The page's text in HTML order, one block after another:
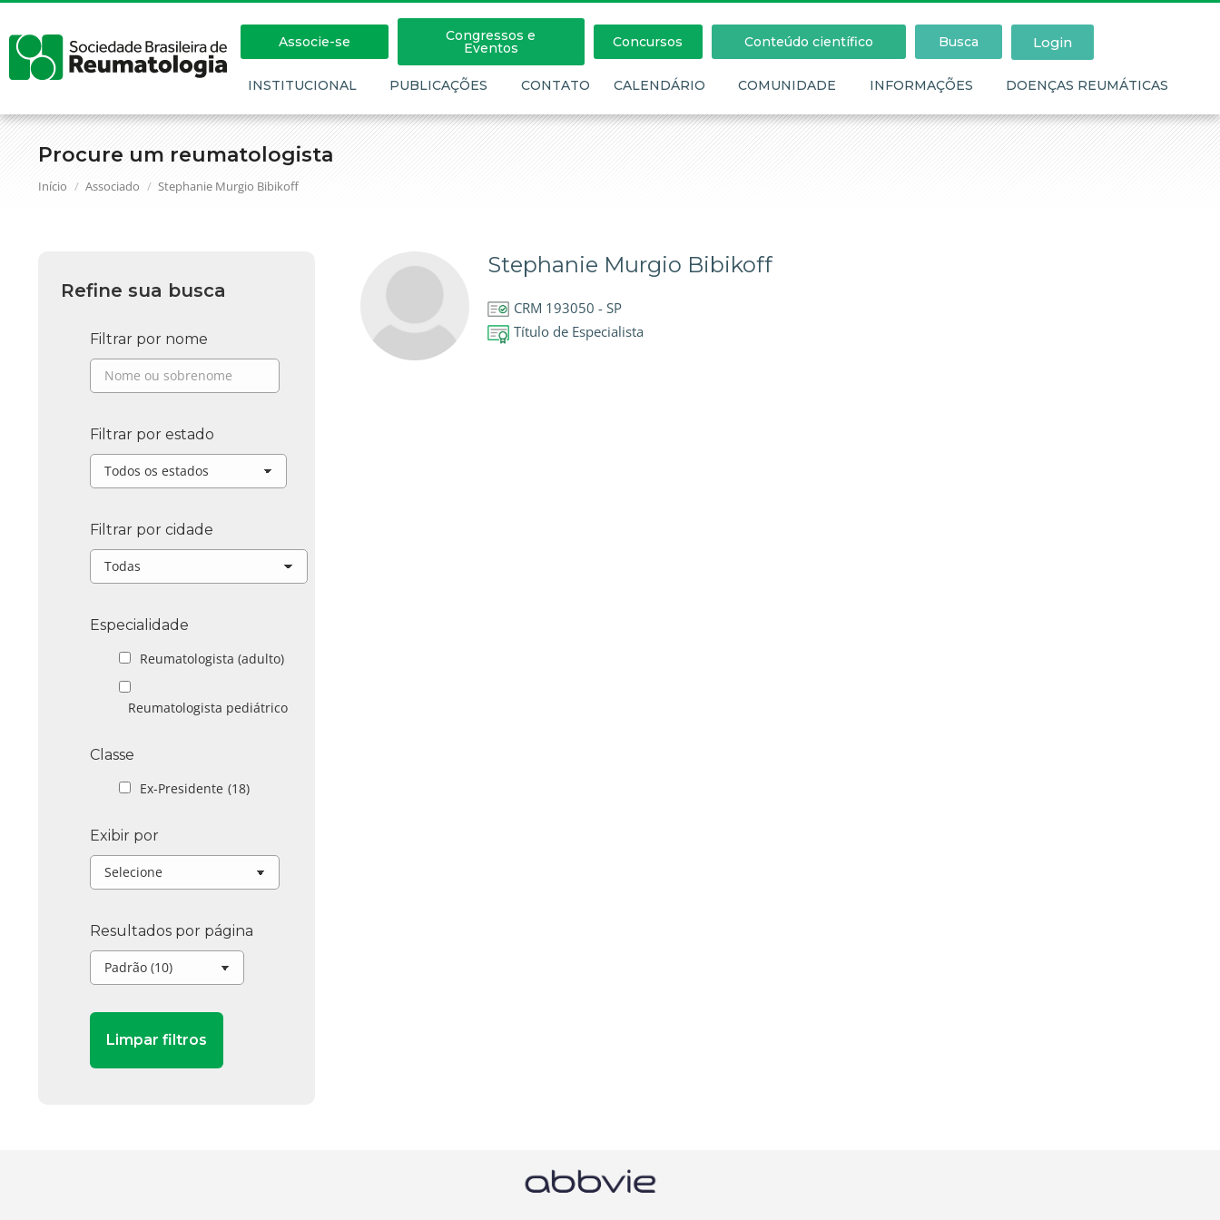
Procure um reumatologista
Você está aqui:
Início Associado Stephanie Murgio Bibikoff
Associe-se Congressos e
Eventos Concursos Conteúdo científico Busca Login
INSTITUCIONAL PUBLICAÇÕES CONTATO CALENDÁRIO COMUNIDADE INFORMAÇÕES DOENÇAS REUMÁTICAS
Stephanie Murgio Bibikoff
CRM 193050 - SP
Título de Especialista
Refine sua busca
Filtrar por nome
Filtrar por estado
Filtrar por cidade
Especialidade
Reumatologista (adulto)
Reumatologista pediátrico
Classe
Ex-Presidente (18)
Exibir por
Resultados por página